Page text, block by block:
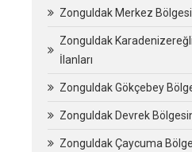
Zonguldak Merkez
Zonguldak
İlanları
Zonguldak Gökçebey
Zonguldak Devrek
Zonguldak Çaycuma